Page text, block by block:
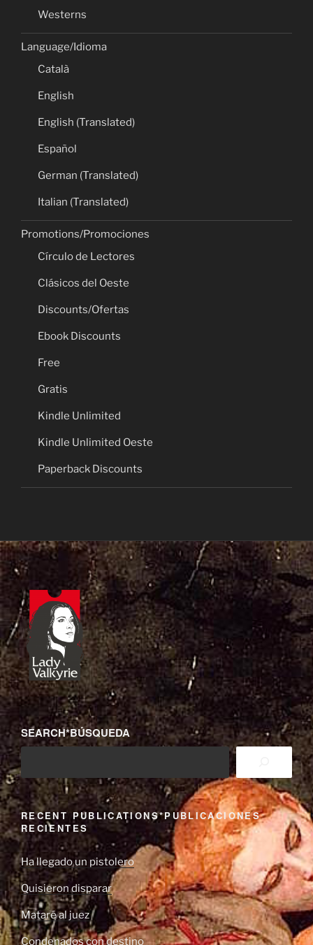
Westerns
Language/Idioma
Català
English
English (Translated)
Español
German (Translated)
Italian (Translated)
Promotions/Promociones
Círculo de Lectores
Clásicos del Oeste
Discounts/Ofertas
Ebook Discounts
Free
Gratis
Kindle Unlimited
Kindle Unlimited Oeste
Paperback Discounts
SEARCH*BÚSQUEDA
RECENT PUBLICATIONS*PUBLICACIONES
RECIENTES
Ha llegado un pistolero
Quisieron disparar
Mataré al juez
Condenados con destino